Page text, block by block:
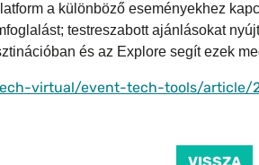
a különböző eseményekhez
testreszabott ajánlásokat
és az Explore segít ezek
virtual/event-tech-tools/